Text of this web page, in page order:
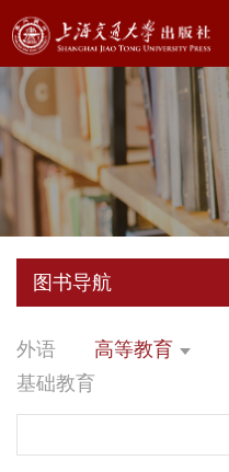
图书导航
外语 高等教育
基础教育